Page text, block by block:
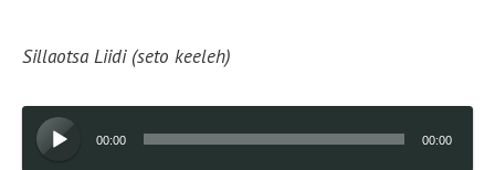
Sillaotsa Liidi (seto keeleh)
Audioesitaja
00:00 00:00